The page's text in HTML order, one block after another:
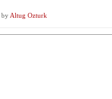
by Altug Ozturk